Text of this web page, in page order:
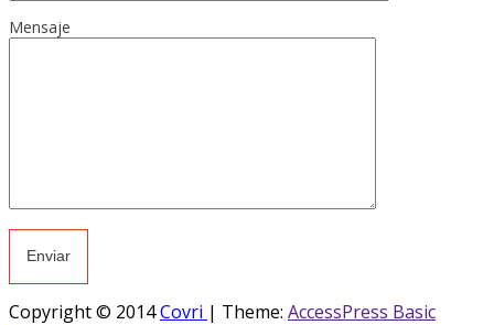
Mensaje
Copyright © 2014Covri | Theme: AccessPress Basic